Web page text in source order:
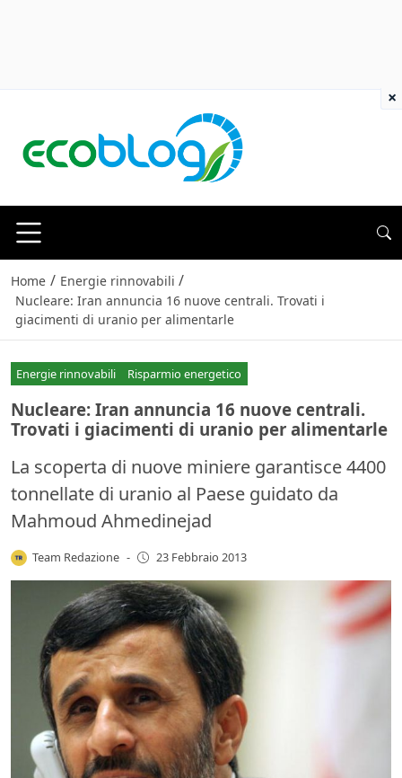
Home / Energie rinnovabili /
Nucleare: Iran annuncia 16 nuove centrali. Trovati i
giacimenti di uranio per alimentarle
Energie rinnovabili Risparmio energetico
Nucleare: Iran annuncia 16 nuove centrali.
Trovati i giacimenti di uranio per alimentarle
La scoperta di nuove miniere garantisce 4400
tonnellate di uranio al Paese guidato da
Mahmoud Ahmedinejad
Team Redazione - 23 Febbraio 2013
×